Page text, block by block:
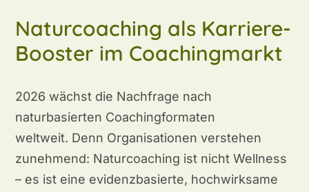
Naturcoaching als Karriere-
Booster im Coachingmarkt
2026 wächst die Nachfrage nach
naturbasierten Coachingformaten
weltweit. Denn Organisationen verstehen
zunehmend: Naturcoaching ist nicht Wellness
– es ist eine evidenzbasierte, hochwirksame